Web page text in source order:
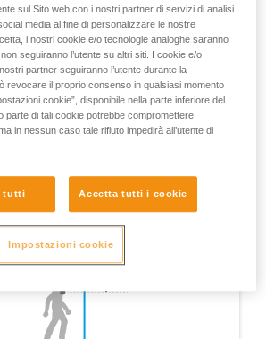
LOCK il più possibile sopra il punto di
sul Sito web con i nostri partner di servizi di analisi
media al fine di personalizzare le nostre
i nostri cookie e/o tecnologie analoghe saranno
seguiranno l’utente su altri siti. I cookie e/o
partner seguiranno l’utente durante la
revocare il proprio consenso in qualsiasi momento
cookie”, disponibile nella parte inferiore del
parte di tali cookie potrebbe compromettere
in nessun caso tale rifiuto impedirà all’utente di
tutti Accetta tutti i cookie
Impostazioni cookie